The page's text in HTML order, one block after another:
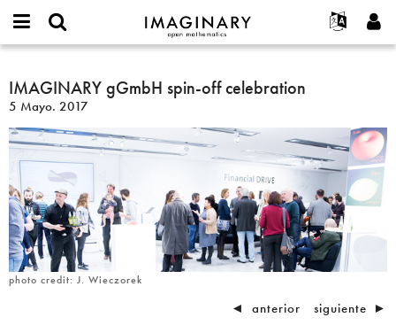
IMAGINARY
open
Français
한국어
Español
Türkçe
Programas
Interactivos
Películas
Textos
Exposiciones
Más...
Proyectos
Contacto
or
username
*
Contraseña
Crear nueva cuenta
Solicitar una nueva contraseña
Buscar
IMAGINARY
gGmbH
spin-
off
celebration
IMAGINARY gGmbH spin-off celebration
5 Mayo. 2017
photo credit: J. Wieczorek
◄ anterior siguiente ►